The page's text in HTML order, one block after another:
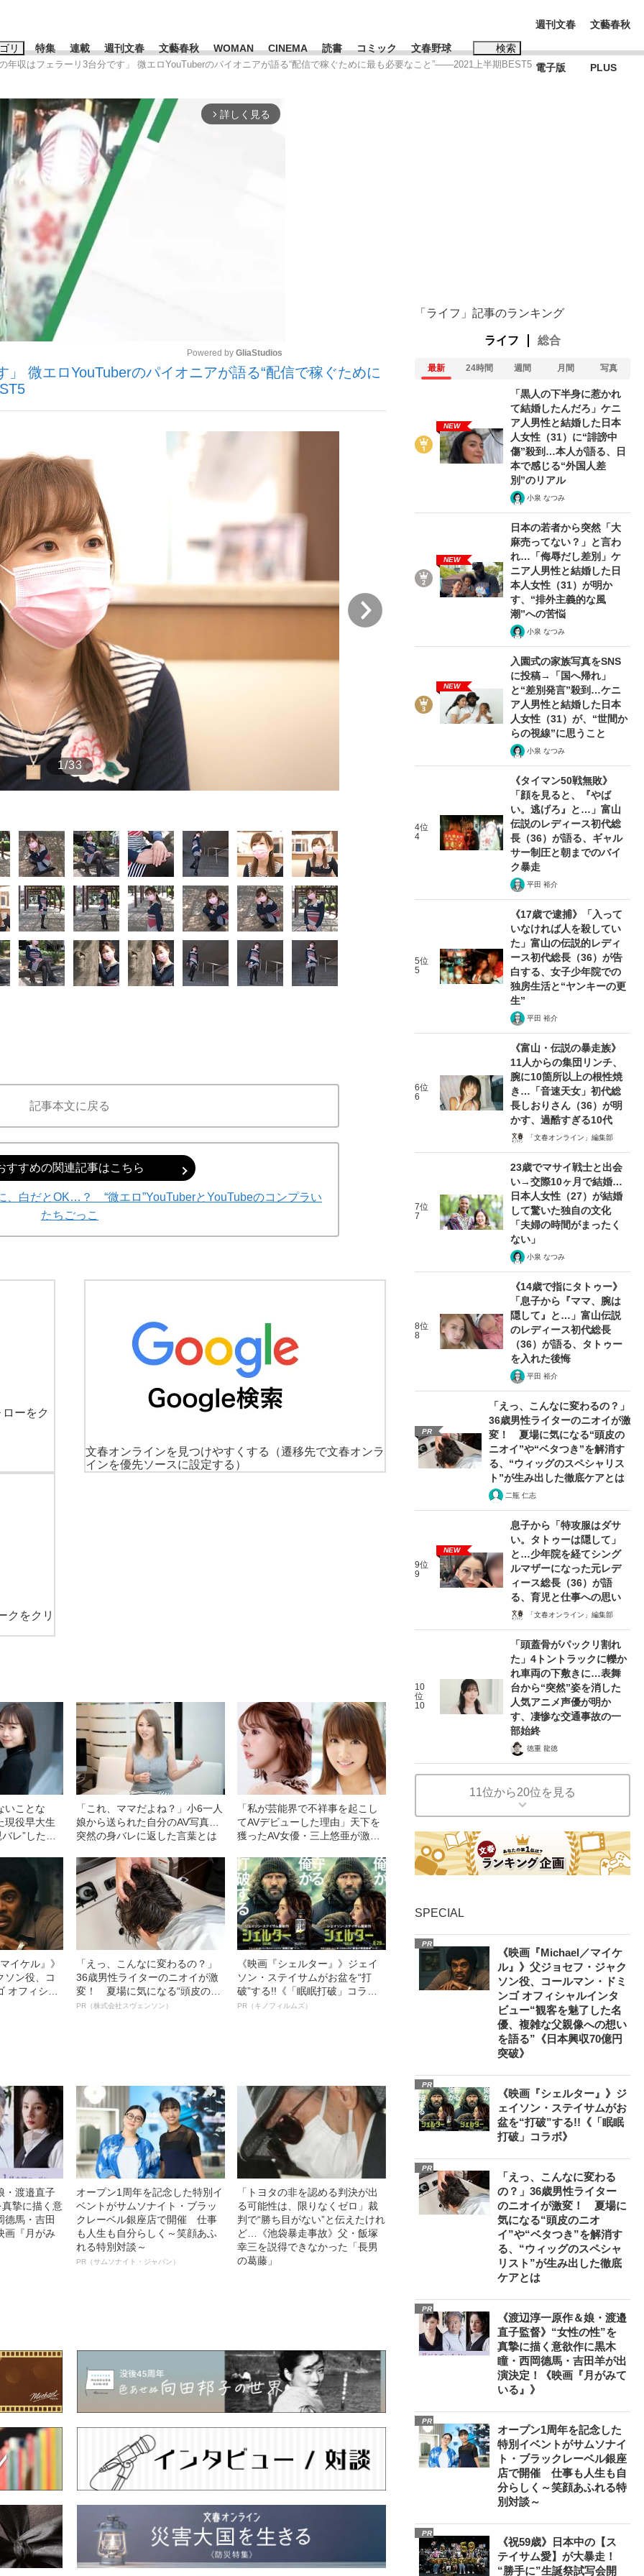
リ
み会、JIN→伊豆の...
”の真実 選手が明かす... 「敗因分析は一切聞かれなかった」侍ジャパン選手が証言した“NPB聞...
の国から』倉本聰氏（91...
もっと見る
特集
観る将棋、読む将棋
もっと見る
連載 週刊文春 文藝春秋 WOMAN CINEMA 読書 コミック 文春野球 検索
ワードタグ一覧
凌輝 #高市早苗 #後藤真希
亀和田武
週刊文春
電子版
文藝春秋
PLUS
年収はフェラーリ3台分です」 微エロYouTuberのパイオニアが語る“配信で稼ぐために最も必要なこと”――2021上半期BEST5
arrow_forward_ios 詳しく見る
Powered by GliaStudios
微エロYouTuberのパイオニアが語る“配信で稼ぐために
1/33
2/33
記事本文に戻る
すすめの関連記事はこちら
、白だとOK…？ “微エロ”YouTuberとYouTubeのコンプラい
たちごっこ
ーをク
文春オンラインを見つけやすくする
（遷移先で文春オンラ
インを優先ソースに設定する）
クをクリ
いことな
現役早大生
レ”した瞬
「これ、ママだよね？」小6一人
娘から送られた自分のAV写真…
突然の身バレに返した言葉とは
「私が芸能界で不祥事を起こし
てAVデビューした理由」天下を
獲ったAV女優・三上悠亜が激動
イケル』》
ソン役、コ
オフィシャ
「えっ、こんなに変わるの？」
36歳男性ライターのニオイが激
変！ 夏場に気になる“頭皮のニ
オイ”や“ベタつき”を解消す
PR（株式会社スヴェンソン）
《映画『シェルター』》ジェイ
ソン・ステイサムがお盆を“打
破”する!!《「眠眠打破」コラ
ボ》
PR（キノフィルムズ）
・渡邉直子
真摯に描く意
德馬・吉田
画『月がみ
オープン1周年を記念した特別イ
ベントがサムソナイト・ブラッ
クレーベル銀座店で開催 仕事
も人生も自分らしく～笑顔あふ
れる特別対談～
PR（サムソナイト・ジャパン）
「トヨタの非を認める判決が出
る可能性は、限りなくゼロ」裁
判で“勝ち目がない”と伝えたけれ
ど…《池袋暴走事故》父・飯塚
幸三を説得できなかった「長男
の葛藤」
「ライフ」記事のランキング
ライフ 総合
最新 24時間 週間 月間 写真
NEW
「黒人の下半身に惹かれ
て結婚したんだろ」ケニ
ア人男性と結婚した日本
人女性（31）に“誹謗中
傷”殺到…本人が語る、日
本で感じる“外国人差
別”のリアル
小泉 なつみ
NEW
日本の若者から突然「大
麻売ってない？」と言わ
れ…「侮辱だし差別」ケ
ニア人男性と結婚した日
本人女性（31）が明か
す、“排外主義的な風
潮”への苦悩
小泉 なつみ
NEW
入園式の家族写真をSNS
に投稿→「国へ帰れ」
と“差別発言”殺到…ケニ
ア人男性と結婚した日本
人女性（31）が、“世間か
らの視線”に思うこと
小泉 なつみ
4位
4
《タイマン50戦無敗》
「顔を見ると、『やば
い。逃げろ』と…」富山
伝説のレディース初代総
長（36）が語る、ギャル
サー制圧と朝までのバイ
ク暴走
平田 裕介
5位
5
《17歳で逮捕》「入って
いなければ人を殺してい
た」富山の伝説的レディ
ース初代総長（36）が告
白する、女子少年院での
独房生活と“ヤンキーの更
生”
平田 裕介
6位
6
《富山・伝説の暴走族》
11人からの集団リンチ、
腕に10箇所以上の根性焼
き…「音速天女」初代総
長しおりさん（36）が明
かす、過酷すぎる10代
「文春オンライン」編集部
7位
7
23歳でマサイ戦士と出会
い→交際10ヶ月で結婚…
日本人女性（27）が結婚
して驚いた独自の文化
「夫婦の時間がまったく
ない」
小泉 なつみ
8位
8
《14歳で指にタトゥー》
「息子から『ママ、腕は
隠して』と…」富山伝説
のレディース初代総長
（36）が語る、タトゥー
を入れた後悔
平田 裕介
PR
「えっ、こんなに変わるの？」
36歳男性ライターのニオイが激
変！ 夏場に気になる“頭皮の
ニオイ”や“ベタつき”を解消す
る、“ウィッグのスペシャリス
ト”が生み出した徹底ケアとは
二瓶 仁志
9位
9
NEW
息子から「特攻服はダサ
い。タトゥーは隠して」
と…少年院を経てシング
ルマザーになった元レデ
ィース総長（36）が語
る、育児と仕事への思い
「文春オンライン」編集部
10
位
10
「頭蓋骨がパックリ割れ
た」4トントラックに轢か
れ車両の下敷きに…表舞
台から“突然”姿を消した
人気アニメ声優が明か
す、凄惨な交通事故の一
部始終
徳重 龍徳
11位から20位を見る
SPECIAL
PR
《映画『Michael／マイケ
ル』》父ジョセフ・ジャク
ソン役、コールマン・ドミ
ンゴ オフィシャルインタ
ビュー“観客を魅了した名
優、複雑な父親像への想い
を語る”《日本興収70億円
突破》
PR
《映画『シェルター』》ジ
ェイソン・ステイサムがお
盆を“打破”する!!《「眠眠
打破」コラボ》
PR
「えっ、こんなに変わる
の？」36歳男性ライター
のニオイが激変！ 夏場に
気になる“頭皮のニオ
イ”や“ベタつき”を解消す
る、“ウィッグのスペシャ
リスト”が生み出した徹底
ケアとは
PR
《渡辺淳一原作＆娘・渡邉
直子監督》“女性の性”を
真摯に描く意欲作に黒木
瞳・西岡德馬・吉田羊が出
演決定！《映画『月がみて
いる』》
PR
オープン1周年を記念した
特別イベントがサムソナイ
ト・ブラックレーベル銀座
店で開催 仕事も人生も自
分らしく～笑顔あふれる特
別対談～
PR
《祝59歳》日本中の【ス
テイサム愛】が大暴走！
“勝手に”生誕祭試写会開